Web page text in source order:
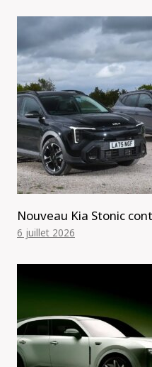
Nouveau Kia Stonic
6 juillet 2026